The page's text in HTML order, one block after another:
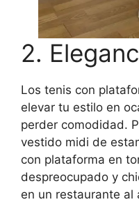
2.
Los tenis con
elevar tu estilo en
perder comodidad.
vestido midi de
con plataforma en
despreocupado y
en un restaurante al